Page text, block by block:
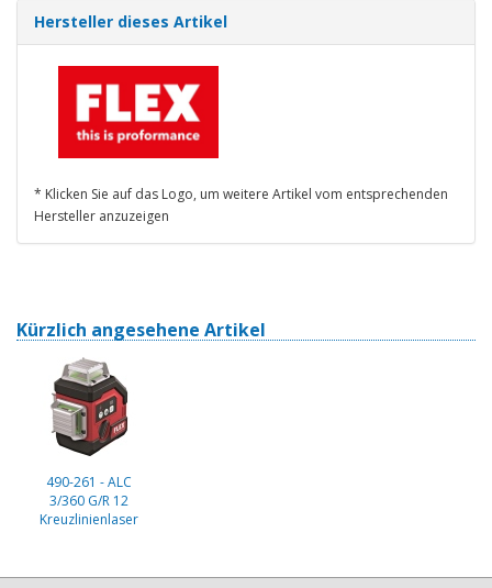
Hersteller dieses Artikel
* Klicken Sie auf das Logo, um weitere Artikel vom entsprechenden
Hersteller anzuzeigen
Kürzlich angesehene Artikel
490-261 - ALC
3/360 G/R 12
Kreuzlinienlaser